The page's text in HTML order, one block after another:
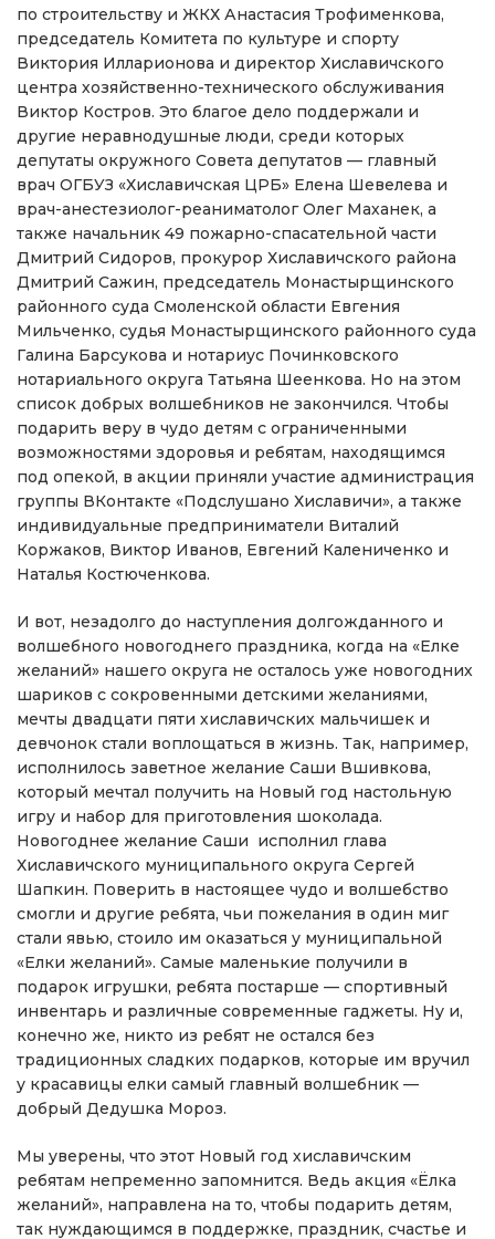
по строительству и ЖКХ Анастасия Трофименкова,
председатель Комитета по культуре и спорту
Виктория Илларионова и директор Хиславичского
центра хозяйственно-технического обслуживания
Виктор Костров. Это благое дело поддержали и
другие неравнодушные люди, среди которых
депутаты окружного Совета депутатов — главный
врач ОГБУЗ «Хиславичская ЦРБ» Елена Шевелева и
врач-анестезиолог-реаниматолог Олег Маханек, а
также начальник 49 пожарно-спасательной части
Дмитрий Сидоров, прокурор Хиславичского района
Дмитрий Сажин, председатель Монастырщинского
районного суда Смоленской области Евгения
Мильченко, судья Монастырщинского районного суда
Галина Барсукова и нотариус Починковского
нотариального округа Татьяна Шеенкова. Но на этом
список добрых волшебников не закончился. Чтобы
подарить веру в чудо детям с ограниченными
возможностями здоровья и ребятам, находящимся
под опекой, в акции приняли участие администрация
группы ВКонтакте «Подслушано Хиславичи», а также
индивидуальные предприниматели Виталий
Коржаков, Виктор Иванов, Евгений Калениченко и
Наталья Костюченкова.
И вот, незадолго до наступления долгожданного и
волшебного новогоднего праздника, когда на «Елке
желаний» нашего округа не осталось уже новогодних
шариков с сокровенными детскими желаниями,
мечты двадцати пяти хиславичских мальчишек и
девчонок стали воплощаться в жизнь. Так, например,
исполнилось заветное желание Саши Вшивкова,
который мечтал получить на Новый год настольную
игру и набор для приготовления шоколада.
Новогоднее желание Саши исполнил глава
Хиславичского муниципального округа Сергей
Шапкин. Поверить в настоящее чудо и волшебство
смогли и другие ребята, чьи пожелания в один миг
стали явью, стоило им оказаться у муниципальной
«Елки желаний». Самые маленькие получили в
подарок игрушки, ребята постарше — спортивный
инвентарь и различные современные гаджеты. Ну и,
конечно же, никто из ребят не остался без
традиционных сладких подарков, которые им вручил
у красавицы елки самый главный волшебник —
добрый Дедушка Мороз.
Мы уверены, что этот Новый год хиславичским
ребятам непременно запомнится. Ведь акция «Ёлка
желаний», направлена на то, чтобы подарить детям,
так нуждающимся в поддержке, праздник, счастье и